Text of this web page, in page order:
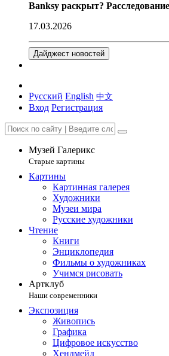
Banksy раскрыт?
17.03.2026
Дайджест новостей
Русский English 中文
Вход Регистрация
Музей Галерикс
Старые картины
Картины
Картинная галерея
Художники
Музеи мира
Русские художники
Чтение
Книги
Энциклопедия
Фильмы о художниках
Учимся рисовать
Артклуб
Наши современники
Экспозиция
Живопись
Графика
Цифровое искусство
Хендмейд